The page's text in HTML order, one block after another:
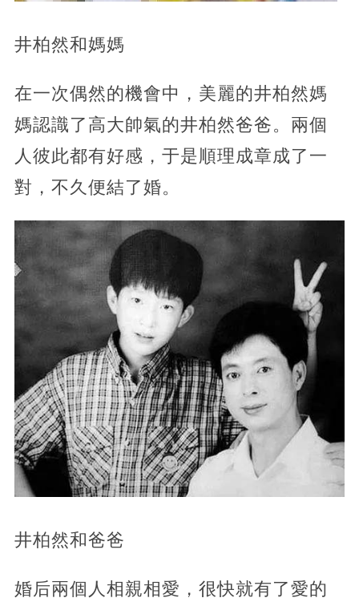
井柏然和媽媽
在一次偶然的機會中，美麗的井柏然媽
媽認識了高大帥氣的井柏然爸爸。兩個
人彼此都有好感，于是順理成章成了一
對，不久便結了婚。
井柏然和爸爸
婚后兩個人相親相愛，很快就有了愛的